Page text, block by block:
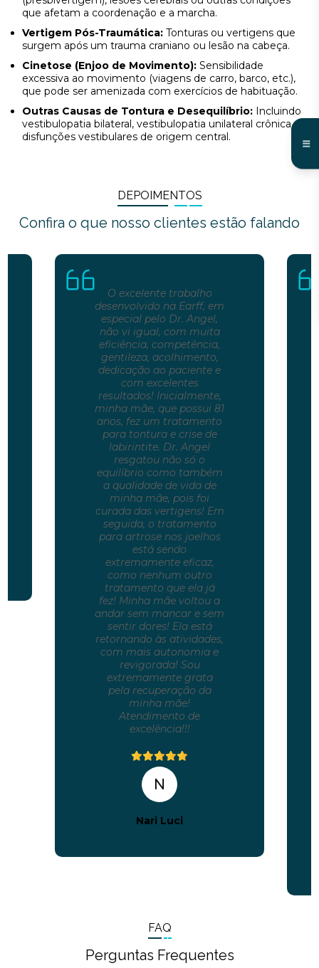
que afetam a coordenação e a marcha.
Vertigem Pós-Traumática: Tonturas ou vertigens que
surgem após um trauma craniano ou lesão na cabeça.
Cinetose (Enjoo de Movimento): Sensibilidade
excessiva ao movimento (viagens de carro, barco, etc.),
que pode ser amenizada com exercícios de habituação.
Outras Causas de Tontura e Desequilíbrio: Incluindo
vestibulopatia bilateral, vestibulopatia unilateral crônica e
disfunções vestibulares de origem central.
DEPOIMENTOS
Confira o que nosso clientes estão falando
O excelente trabalho
desenvolvido na Earff, em
especial pelo Dr. Angel,
não vi igual, com muita
eficiência, competência,
gentileza, acolhimento,
dedicação ao paciente e
com excelentes
resultados! Inicialmente,
minha mãe, que possui 81
anos, fez um tratamento
para tontura e crise de
labirintite. Dr. Angel
resgatou não só o
equilíbrio como também
a qualidade de vida de
minha mãe, pois foi
curada das vertigens! Em
seguida, o tratamento
para artrose nos joelhos
está sendo
extremamente eficaz,
como nenhum outro
tratamento que ela já
fez! Minha mãe voltou a
andar sem mancar e sem
sentir dores! Ela está
retornando às atividades,
com mais autonomia e
revigorada! Sou
extremamente grata
pela recuperação da
minha mãe!
Atendimento de
excelência!!!
N
Nari Luci
FAQ
Perguntas Frequentes